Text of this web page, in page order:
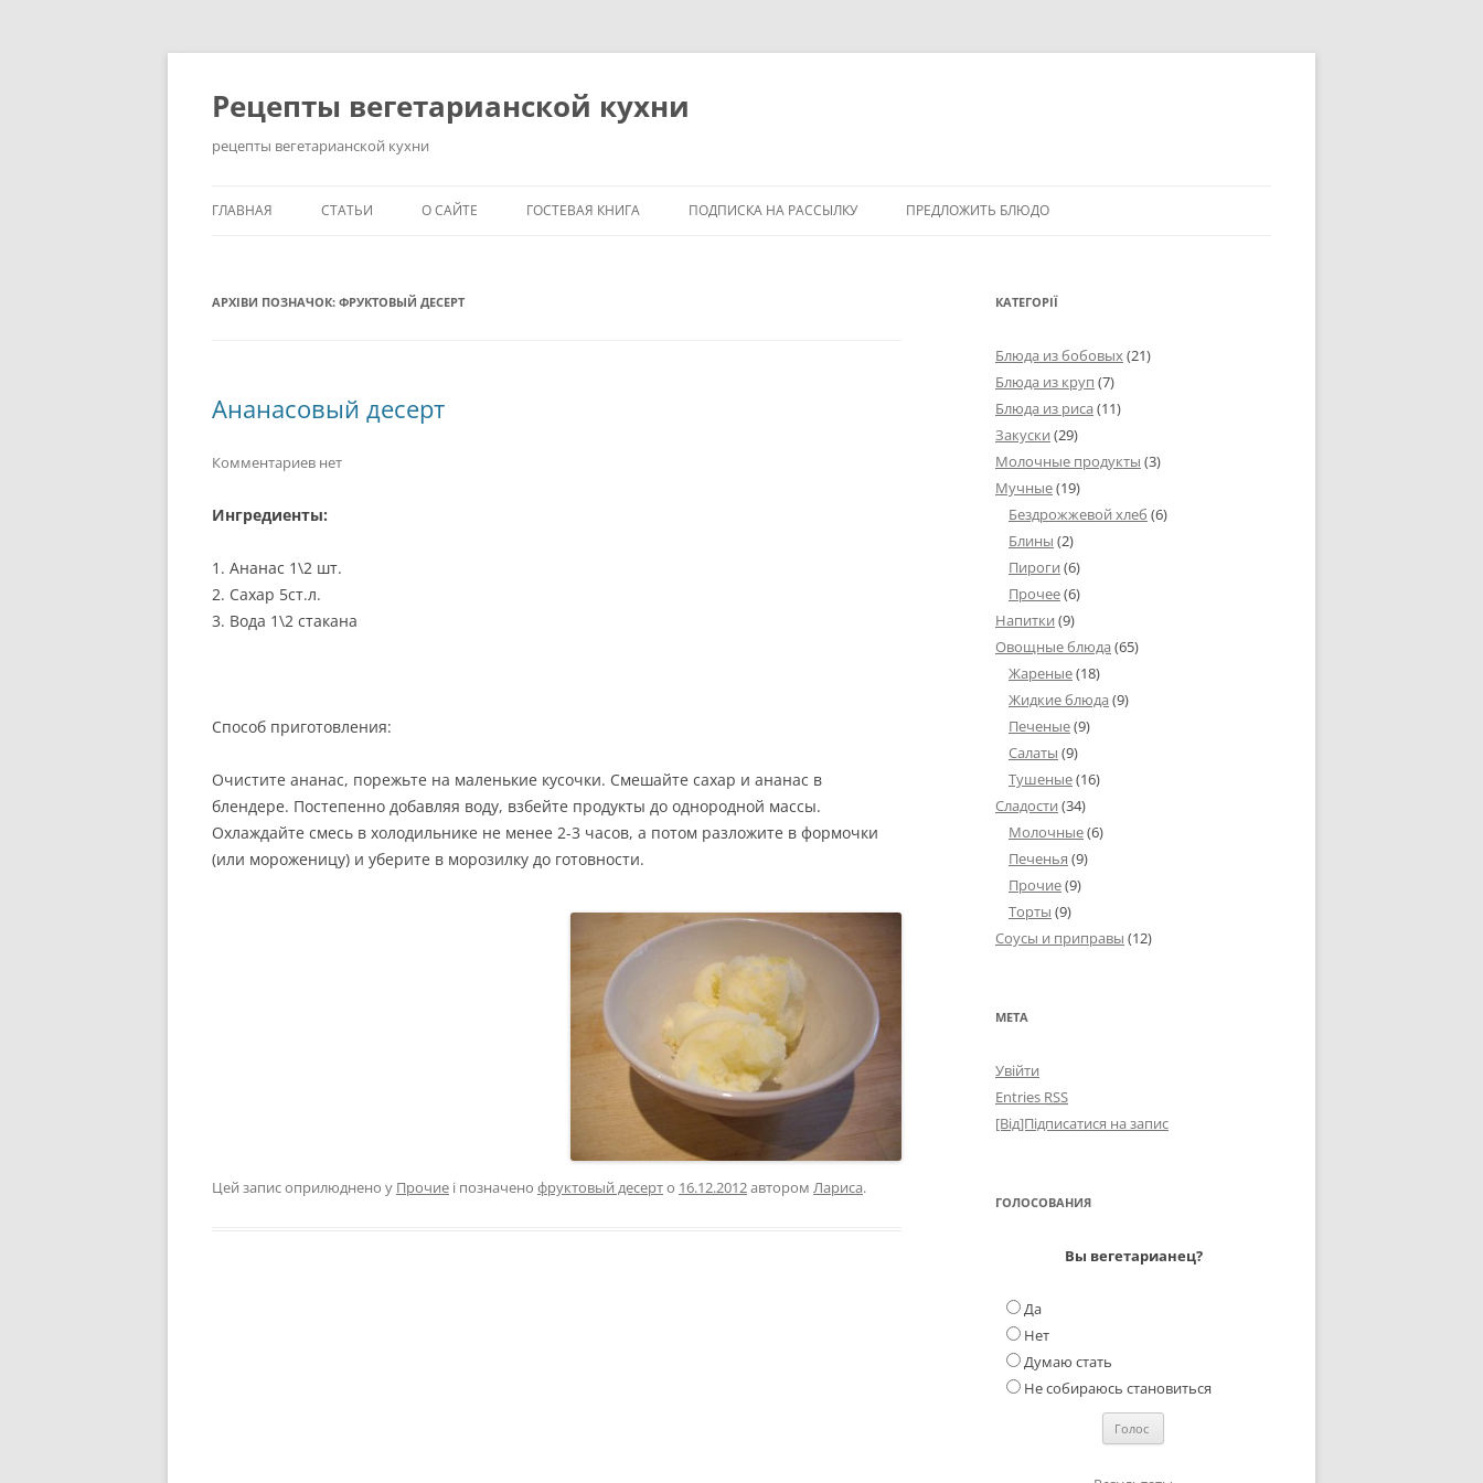
Перейти
Рецепты вегетарианской кухни
рецепты вегетарианской кухни
ГЛАВНАЯ СТАТЬИ
ВЕГЕТАРИАНСТВА
ПРАВИЛЬНОЕ ПИТАНИЕ: ШЕСТЬ
ИЗВЕСТНЫЕ ВЕГЕТАРИАНЦЫ
О САЙТЕ ГОСТЕВАЯ КНИГА ПОДПИСКА НА РАССЫЛКУ ПРЕДЛОЖИТЬ БЛЮДО
АРХІВИ ПОЗНАЧОК: ФРУКТОВЫЙ ДЕСЕРТ
Ананасовый десерт
Комментариев нет
Ингредиенты:
1. Ананас 1\2 шт.
2. Сахар 5ст.л.
3. Вода 1\2 стакана
Способ приготовления:
Очистите ананас, порежьте на маленькие кусочки. Смешайте сахар и ананас в
блендере. Постепенно добавляя воду, взбейте продукты до однородной массы.
Охлаждайте смесь в холодильнике не менее 2-3 часов, а потом разложите в формочки
(или мороженицу) и уберите в морозилку до готовности.
Цей запис оприлюднено у Прочие і позначено фруктовый десерто 16.12.2012автором Лариса.
КАТЕГОРІЇ
Блюда из бобовых(21)
Блюда из круп (7)
Блюда из риса (11)
Закуски (29)
Молочные продукты (3)
Мучные(19)
Бездрожжевой хлеб (6)
Блины (2)
Пироги (6)
Прочее(6)
Напитки (9)
Овощные блюда (65)
Жареные(18)
Жидкие блюда (9)
Печеные(9)
Салаты (9)
Тушеные(16)
Сладости (34)
Молочные(6)
Печенья (9)
Прочие(9)
Торты (9)
Соусы и приправы (12)
МЕТА
Увійти
Entries RSS
[Від]Підписатися на запис
ГОЛОСОВАНИЯ
Вы вегетарианец?
Да
Нет
Думаю стать
Не собираюсь становиться